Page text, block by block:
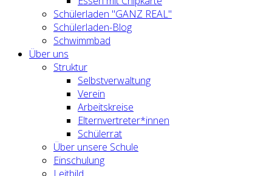
Schülerladen "GANZ REAL"
Schülerladen-Blog
Schwimmbad
Über uns
Struktur
Selbstverwaltung
Verein
Arbeitskreise
Elternvertreter*innen
Schülerrat
Über unsere Schule
Einschulung